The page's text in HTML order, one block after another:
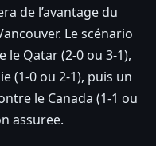
de l’avantage du
Le scénario
Qatar (2-0 ou 3-1),
(1-0 ou 2-1), puis un
le Canada (1-1 ou
assuree.